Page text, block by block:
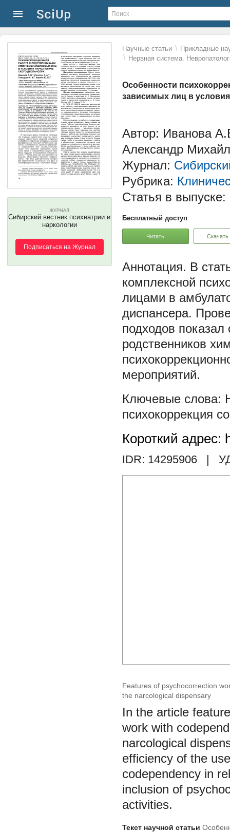
Научные статьи \ Прикладные
\ Нервная система.
Особенности
зависимых лиц в
ЖУРНАЛ
Сибирский вестник психиатрии и
наркологии
Подписаться на Журнал
Автор: Иванова
Александр
Журнал:
Рубрика:
Статья в выпуске:
Бесплатный доступ
Читать Скачать
В
комплексной
лицами в
диспансера.
подходов
родственников
мероприятий.
психокоррекция
Короткий адрес:
IDR: 14295906 |
Features of psychocorrection
the narcological dispensary
In the article
work with
narcological
efficiency of the
codependency in
inclusion of
activities.
Текст научной статьи